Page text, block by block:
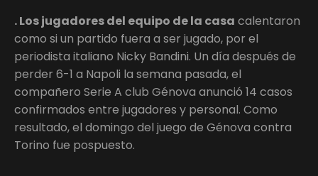
. Los jugadores del equipo de la casa calentaron
como si un partido fuera a ser jugado, por el
periodista italiano Nicky Bandini. Un día después de
perder 6-1 a Napoli la semana pasada, el
compañero Serie A club Génova anunció 14 casos
confirmados entre jugadores y personal. Como
resultado, el domingo del juego de Génova contra
Torino fue pospuesto.